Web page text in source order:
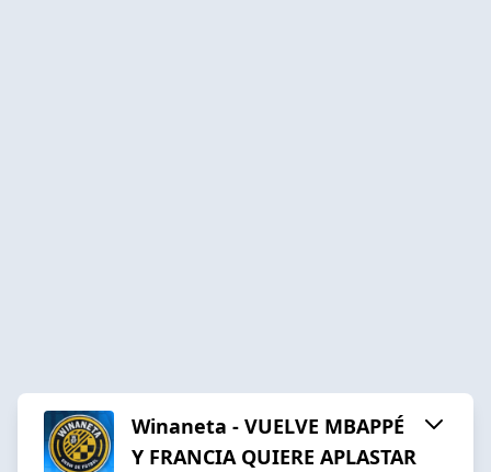
Winaneta - VUELVE MBAPPÉ
Y FRANCIA QUIERE APLASTAR